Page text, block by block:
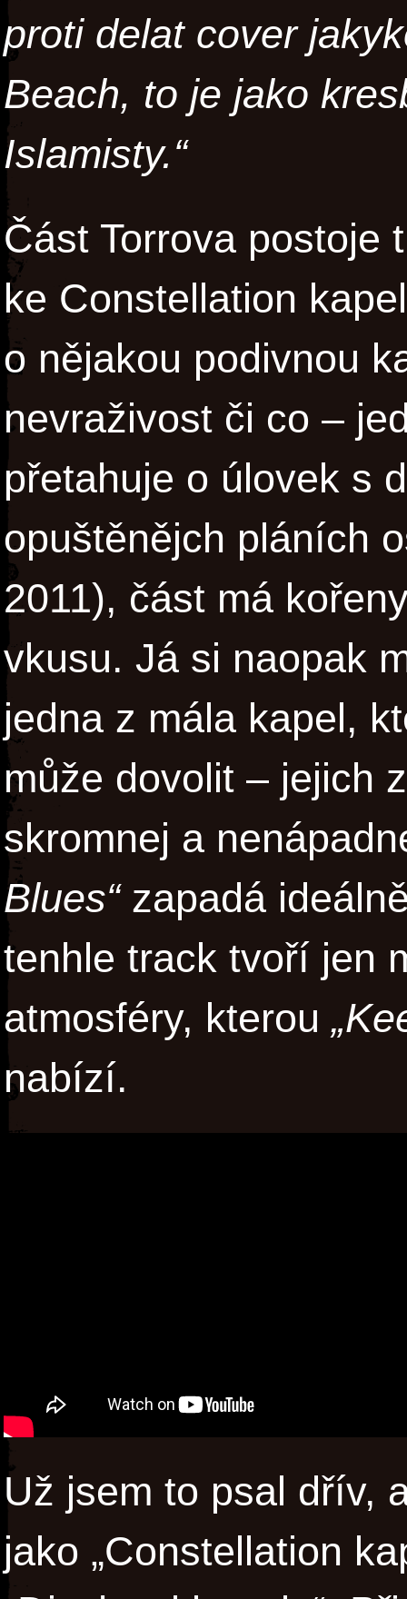
proti delat cover
Beach, to je jako
Islamisty.“
Část Torrova postoje
ke Constellation
o nějakou podivnou
nevraživost či co –
přetahuje o úlovek s
opuštěnějch pláních
2011), část má
vkusu. Já si naopak
jedna z mála kapel,
může dovolit – jejich
skromnej a
Blues“zapadá
tenhle track tvoří jen
atmosféry, kterou
nabízí.
Už jsem to psal dřív,
jako „Constellation